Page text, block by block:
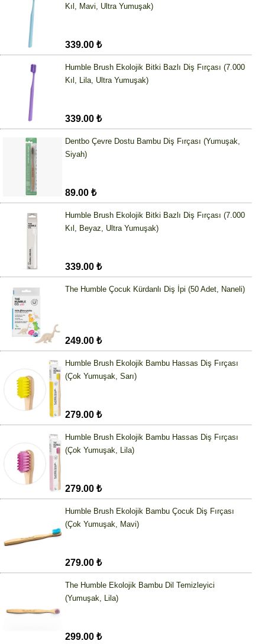
Kıl, Mavi, Ultra Yumuşak)
339.00 ₺
Humble Brush Ekolojik Bitki Bazlı Diş Fırçası (7.000
Kıl, Lila, Ultra Yumuşak)
339.00 ₺
Dentbo Çevre Dostu Bambu Diş Fırçası (Yumuşak,
Siyah)
89.00 ₺
Humble Brush Ekolojik Bitki Bazlı Diş Fırçası (7.000
Kıl, Beyaz, Ultra Yumuşak)
339.00 ₺
The Humble Çocuk Kürdanlı Diş İpi (50 Adet, Naneli)
249.00 ₺
Humble Brush Ekolojik Bambu Hassas Diş Fırçası
(Çok Yumuşak, Sarı)
279.00 ₺
Humble Brush Ekolojik Bambu Hassas Diş Fırçası
(Çok Yumuşak, Lila)
279.00 ₺
Humble Brush Ekolojik Bambu Çocuk Diş Fırçası
(Çok Yumuşak, Mavi)
279.00 ₺
The Humble Ekolojik Bambu Dil Temizleyici
(Yumuşak, Lila)
299.00 ₺